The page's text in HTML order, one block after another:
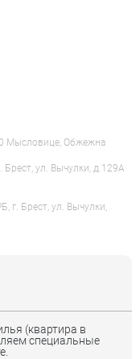
Мысловице, Обжежна
ул. Вычулки, д.129А
г. Брест, ул. Вычулки,
(квартира в
специальные